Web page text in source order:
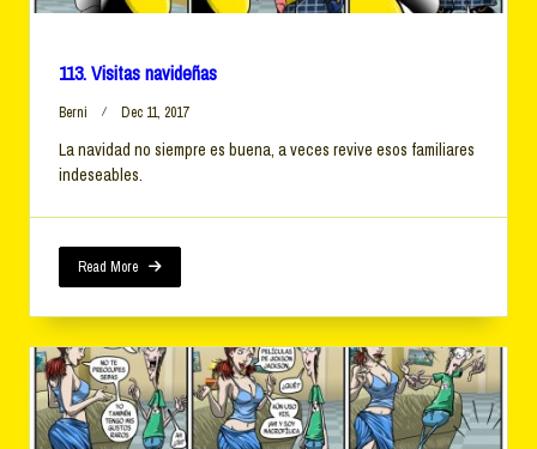
113. Visitas navideñas
Berni Dec 11, 2017
La navidad no siempre es buena, a veces revive esos familiares
indeseables.
Read More